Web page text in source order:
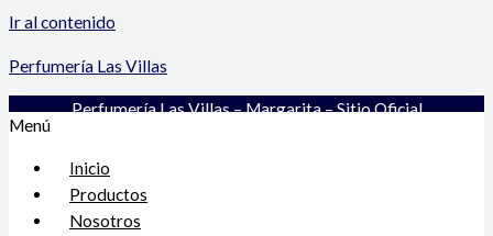
Ir al contenido
Perfumería Las Villas
Perfumería Las Villas – Margarita – Sitio Oficial
Menú
Inicio
Productos
Nosotros